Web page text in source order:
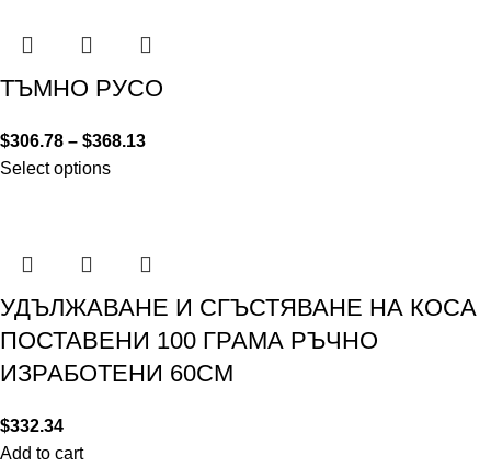
ТЪМНО РУСО
$306.78 – $368.13
Select options
УДЪЛЖАВАНЕ И СГЪСТЯВАНЕ НА КОСА
ПОСТАВЕНИ 100 ГРАМА РЪЧНО
ИЗРАБОТЕНИ 60СМ
$332.34
Add to cart